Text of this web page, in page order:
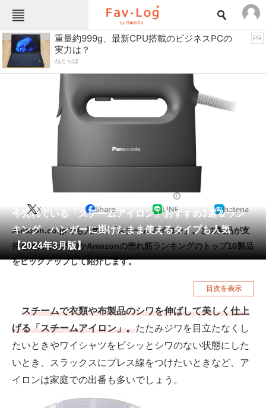
Fav-Logカテゴリー一覧
TOP
インテリア・収納 おもちゃ・ホビー
キッチン家電
ゲーム
スポーツ・レジャー スマホ・携帯電話
パソコン・タブレット
ペット 家電
工具・DIY 本・DVD・CD
生活家電 生活用品
車・バイク
釣り具・釣り用品 食品・飲料・お酒
食器・グラス・カトラリー
メディア
注目記事を集めた総合ページ
重量約999g、最新CPU搭載のビジネスPCの
実力は？
ねとらぼ
PR
今売れている「スチームアイロン」おすすめ3選＆ラン
キング ハンガーに掛けたまま使えるタイプも人気
【2024年3月版】
X Share LINE hatena
Amazon.co.jpでも人気の「スチームアイロン」。どの製品が支
持を集めているのかAmazonの売れ筋ランキングのトップ10製品
をピックアップして紹介します。
目次を表示
スチームで衣類や布製品のシワを伸ばして美しく仕上
げる「スチームアイロン」。たたみジワを目立たなくし
たいときやワイシャツをビシッとシワのない状態にした
いとき、スラックスにプレス線をつけたいときなど、ア
イロンは家庭での出番も多いでしょう。